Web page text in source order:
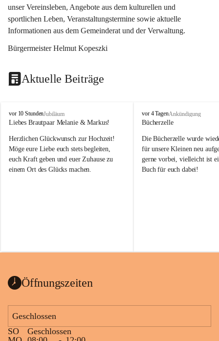
unser Vereinsleben, Angebote aus dem kulturellen und
sportlichen Leben, Veranstaltungstermine sowie aktuelle
Informationen aus dem Gemeinderat und der Verwaltung.
Bürgermeister Helmut Kopeszki
Aktuelle Beiträge
T
o
a
j
vor 10 StundenJubiläum
Liebes Brautpaar Melanie & Markus!
Herzlichen Glückwunsch zur Hochzeit!
Möge eure Liebe euch stets begleiten,
euch Kraft geben und euer Zuhause zu
einem Ort des Glücks machen.
T
o
a
j
vor 4 TagenAnkündigung
Bücherzelle
Die Bücherzelle wurde
für unsere Kleinen neu
gerne vorbei, vielleicht ist
Buch für euch dabei!
Wanduhr (!) benutzt und
Öffnungszeiten
Geschlossen
SO
Geschlossen